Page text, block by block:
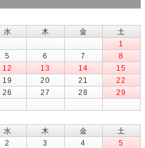
水 木 金
土
1
5 6 7
8
12 13 14
15
19 20 21
22
26 27 28
29
水 木 金
土
2 3 4
5